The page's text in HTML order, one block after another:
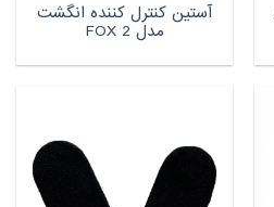
آستین کنترل کننده انگشت
مدل FOX 2